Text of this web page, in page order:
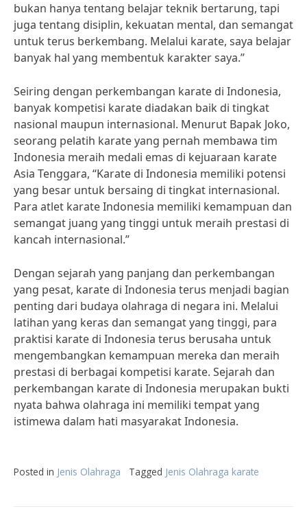
bukan hanya tentang belajar teknik bertarung, tapi
juga tentang disiplin, kekuatan mental, dan semangat
untuk terus berkembang. Melalui karate, saya belajar
banyak hal yang membentuk karakter saya.”
Seiring dengan perkembangan karate di Indonesia,
banyak kompetisi karate diadakan baik di tingkat
nasional maupun internasional. Menurut Bapak Joko,
seorang pelatih karate yang pernah membawa tim
Indonesia meraih medali emas di kejuaraan karate
Asia Tenggara, “Karate di Indonesia memiliki potensi
yang besar untuk bersaing di tingkat internasional.
Para atlet karate Indonesia memiliki kemampuan dan
semangat juang yang tinggi untuk meraih prestasi di
kancah internasional.”
Dengan sejarah yang panjang dan perkembangan
yang pesat, karate di Indonesia terus menjadi bagian
penting dari budaya olahraga di negara ini. Melalui
latihan yang keras dan semangat yang tinggi, para
praktisi karate di Indonesia terus berusaha untuk
mengembangkan kemampuan mereka dan meraih
prestasi di berbagai kompetisi karate. Sejarah dan
perkembangan karate di Indonesia merupakan bukti
nyata bahwa olahraga ini memiliki tempat yang
istimewa dalam hati masyarakat Indonesia.
Posted in Jenis Olahraga Tagged Jenis Olahraga karate